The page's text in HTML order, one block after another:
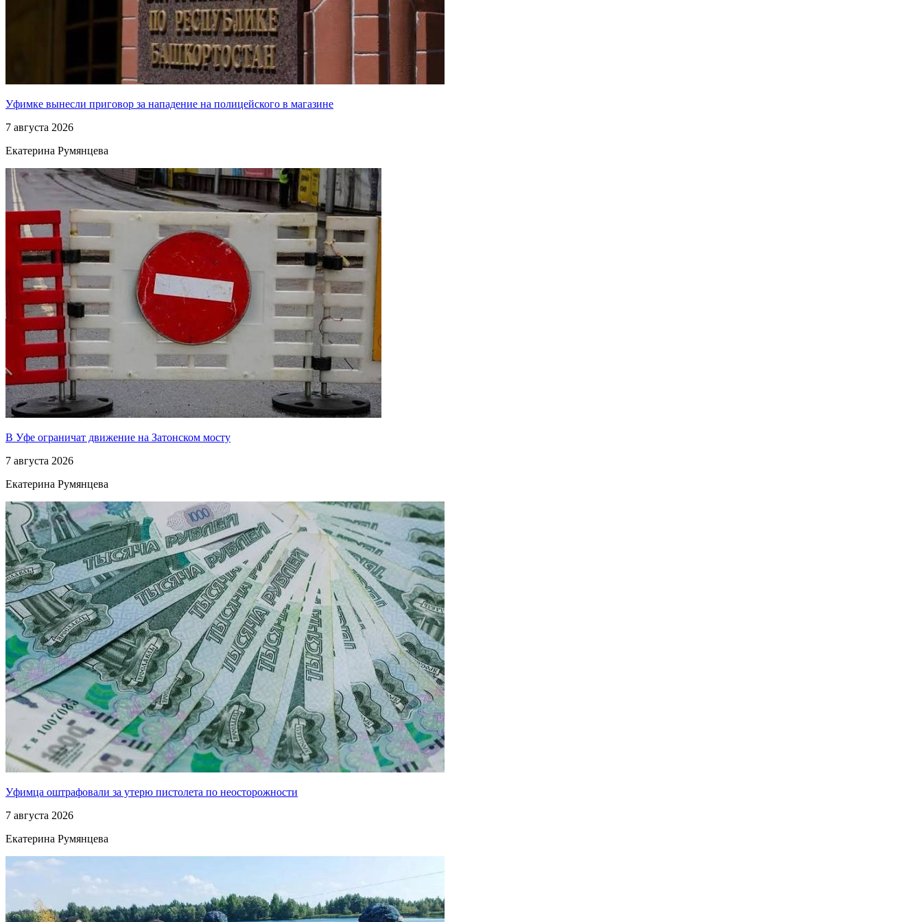
Уфимке вынесли приговор за нападение на полицейского в магазине
7 августа 2026
Екатерина Румянцева
В Уфе ограничат движение на Затонском мосту
7 августа 2026
Екатерина Румянцева
Уфимца оштрафовали за утерю пистолета по неосторожности
7 августа 2026
Екатерина Румянцева